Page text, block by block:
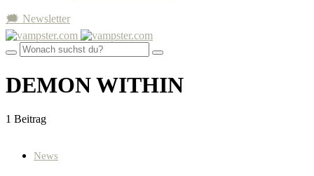
🗯 Newsletter
DEMON WITHIN
1 Beitrag
News